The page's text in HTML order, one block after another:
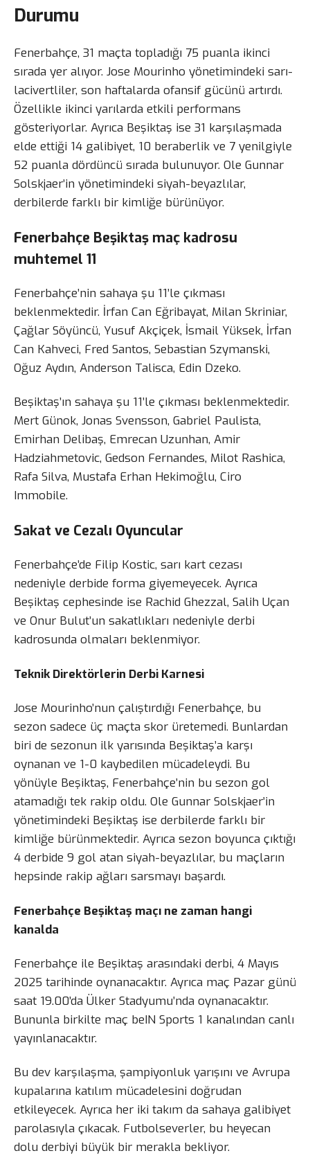
Durumu
Fenerbahçe, 31 maçta topladığı 75 puanla ikinci
sırada yer alıyor. Jose Mourinho yönetimindeki sarı-
lacivertliler, son haftalarda ofansif gücünü artırdı.
Özellikle ikinci yarılarda etkili performans
gösteriyorlar. Ayrıca Beşiktaş ise 31 karşılaşmada
elde ettiği 14 galibiyet, 10 beraberlik ve 7 yenilgiyle
52 puanla dördüncü sırada bulunuyor. Ole Gunnar
Solskjaer’in yönetimindeki siyah-beyazlılar,
derbilerde farklı bir kimliğe bürünüyor.
Fenerbahçe Beşiktaş maç kadrosu
muhtemel 11
Fenerbahçe’nin sahaya şu 11’le çıkması
beklenmektedir. İrfan Can Eğribayat, Milan Skriniar,
Çağlar Söyüncü, Yusuf Akçiçek, İsmail Yüksek, İrfan
Can Kahveci, Fred Santos, Sebastian Szymanski,
Oğuz Aydın, Anderson Talisca, Edin Dzeko.
Beşiktaş’ın sahaya şu 11’le çıkması beklenmektedir.
Mert Günok, Jonas Svensson, Gabriel Paulista,
Emirhan Delibaş, Emrecan Uzunhan, Amir
Hadziahmetovic, Gedson Fernandes, Milot Rashica,
Rafa Silva, Mustafa Erhan Hekimoğlu, Ciro
Immobile.
Sakat ve Cezalı Oyuncular
Fenerbahçe’de Filip Kostic, sarı kart cezası
nedeniyle derbide forma giyemeyecek. Ayrıca
Beşiktaş cephesinde ise Rachid Ghezzal, Salih Uçan
ve Onur Bulut’un sakatlıkları nedeniyle derbi
kadrosunda olmaları beklenmiyor.
Teknik Direktörlerin Derbi Karnesi
Jose Mourinho’nun çalıştırdığı Fenerbahçe, bu
sezon sadece üç maçta skor üretemedi. Bunlardan
biri de sezonun ilk yarısında Beşiktaş’a karşı
oynanan ve 1-0 kaybedilen mücadeleydi. Bu
yönüyle Beşiktaş, Fenerbahçe’nin bu sezon gol
atamadığı tek rakip oldu. Ole Gunnar Solskjaer’in
yönetimindeki Beşiktaş ise derbilerde farklı bir
kimliğe bürünmektedir. Ayrıca sezon boyunca çıktığı
4 derbide 9 gol atan siyah-beyazlılar, bu maçların
hepsinde rakip ağları sarsmayı başardı.
Fenerbahçe Beşiktaş maçı ne zaman hangi
kanalda
Fenerbahçe ile Beşiktaş arasındaki derbi, 4 Mayıs
2025 tarihinde oynanacaktır. Ayrıca maç Pazar günü
saat 19.00’da Ülker Stadyumu’nda oynanacaktır.
Bununla birkilte maç beIN Sports 1 kanalından canlı
yayınlanacaktır.
Bu dev karşılaşma, şampiyonluk yarışını ve Avrupa
kupalarına katılım mücadelesini doğrudan
etkileyecek. Ayrıca her iki takım da sahaya galibiyet
parolasıyla çıkacak. Futbolseverler, bu heyecan
dolu derbiyi büyük bir merakla bekliyor.